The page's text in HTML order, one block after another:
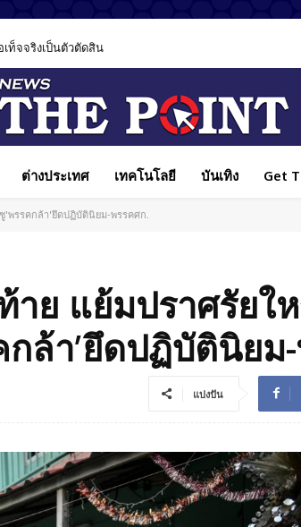
ท็จจริงเป็นตัวตัดสิน
คโนโลยีช่วยรักษาได้ แต่ไม่มีวันแทนหมอได้ทั้งหมด
ต่างประเทศ เทคโนโลยี บันเทิง Get
'พรรคกล้า'ยึดปฏิบัตินิยม-พรรคศก.
าย แย้มปราศรัยใ
กล้า’ยึดปฏิบัตินิยม
แบ่งปัน